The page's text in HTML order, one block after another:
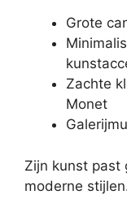
Grote
Zachte
Monet
Zijn kunst past
moderne